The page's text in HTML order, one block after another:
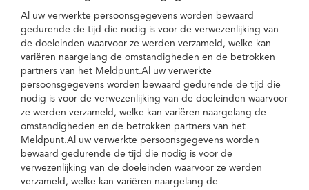
Al uw verwerkte persoonsgegevens worden bewaard
gedurende de tijd die nodig is voor de verwezenlijking van
de doeleinden waarvoor ze werden verzameld, welke kan
variëren naargelang de omstandigheden en de betrokken
partners van het Meldpunt.Al uw verwerkte
persoonsgegevens worden bewaard gedurende de tijd die
nodig is voor de verwezenlijking van de doeleinden waarvoor
ze werden verzameld, welke kan variëren naargelang de
omstandigheden en de betrokken partners van het
Meldpunt.Al uw verwerkte persoonsgegevens worden
bewaard gedurende de tijd die nodig is voor de
verwezenlijking van de doeleinden waarvoor ze werden
verzameld, welke kan variëren naargelang de